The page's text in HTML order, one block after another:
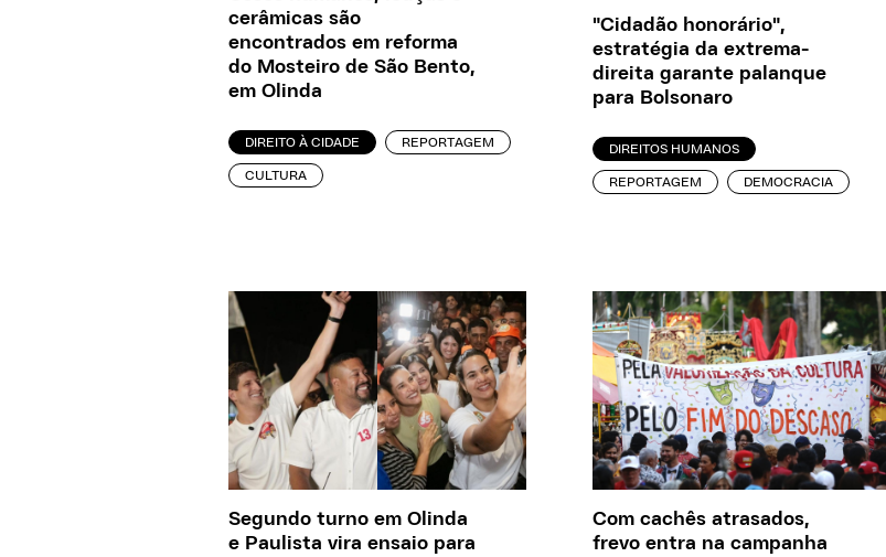
cerâmicas são
encontrados em reforma
do Mosteiro de São Bento,
em Olinda
DIREITO À CIDADE REPORTAGEM
CULTURA
"Cidadão honorário",
estratégia da extrema-
direita garante palanque
para Bolsonaro
DIREITOS HUMANOS
REPORTAGEM DEMOCRACIA
Segundo turno em Olinda
e Paulista vira ensaio para
Com cachês atrasados,
frevo entra na campanha